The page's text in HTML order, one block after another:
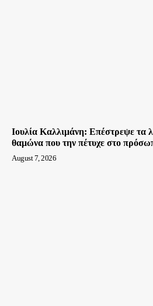
Ιουλία Καλλιμάνη: Επέστρεψε τα
θαμώνα που την πέτυχε στο
August 7, 2026